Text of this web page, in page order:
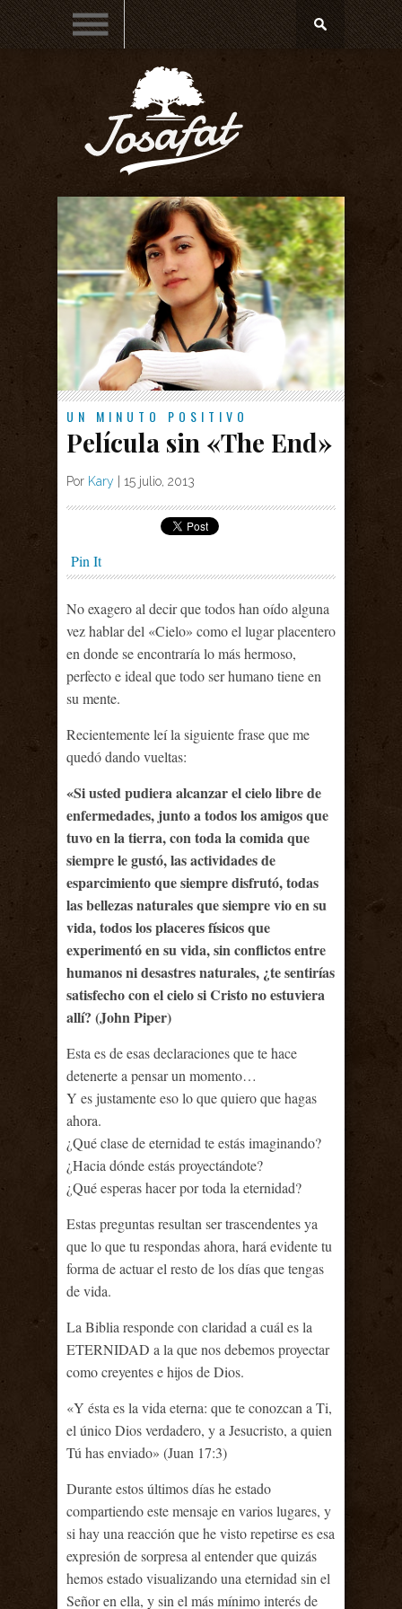
UN MINUTO POSITIVO
Película sin «The End»
Por Kary 15 julio, 2013
Pin It
No exagero al decir que todos han oído alguna
vez hablar del «Cielo» como el lugar placentero
en donde se encontraría lo más hermoso,
perfecto e ideal que todo ser humano tiene en
su mente.
Recientemente leí la siguiente frase que me
quedó dando vueltas:
«Si usted pudiera alcanzar el cielo libre de
enfermedades, junto a todos los amigos que
tuvo en la tierra, con toda la comida que
siempre le gustó, las actividades de
esparcimiento que siempre disfrutó, todas
las bellezas naturales que siempre vio en su
vida, todos los placeres físicos que
experimentó en su vida, sin conflictos entre
humanos ni desastres naturales, ¿te sentirías
satisfecho con el cielo si Cristo no estuviera
allí? (John Piper)
Esta es de esas declaraciones que te hace
detenerte a pensar un momento…
Y es justamente eso lo que quiero que hagas
ahora.
¿Qué clase de eternidad te estás imaginando?
¿Hacia dónde estás proyectándote?
¿Qué esperas hacer por toda la eternidad?
Estas preguntas resultan ser trascendentes ya
que lo que tu respondas ahora, hará evidente tu
forma de actuar el resto de los días que tengas
de vida.
La Biblia responde con claridad a cuál es la
ETERNIDAD a la que nos debemos proyectar
como creyentes e hijos de Dios.
«Y ésta es la vida eterna: que te conozcan a Ti,
el único Dios verdadero, y a Jesucristo, a quien
Tú has enviado» (Juan 17:3)
Durante estos últimos días he estado
compartiendo este mensaje en varios lugares, y
si hay una reacción que he visto repetirse es esa
expresión de sorpresa al entender que quizás
hemos estado visualizando una eternidad sin el
Señor en ella, y sin el más mínimo interés de